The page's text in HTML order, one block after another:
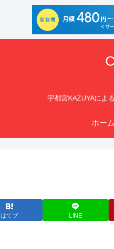
宇都宮KAZUYAによ
ホーム
はてブ LINE